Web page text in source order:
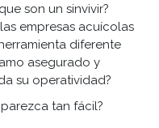
son un sinvivir?
empresas acuícolas
diferente
asegurado y
su operatividad?
tan fácil?